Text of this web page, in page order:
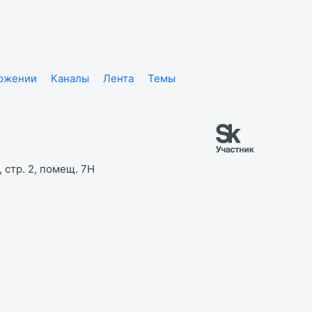
Каналы Лента
Темы
стр. 2, помещ. 7Н